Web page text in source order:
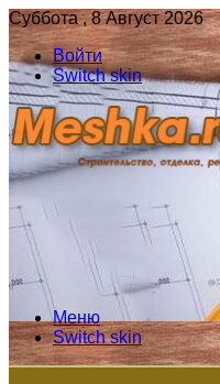
Суббота , 8 Август 2026
Войти
Switch skin
Меню
Switch skin